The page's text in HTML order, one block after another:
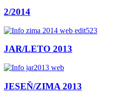
2/2014
JAR/LETO 2013
JESEŇ/ZIMA 2013